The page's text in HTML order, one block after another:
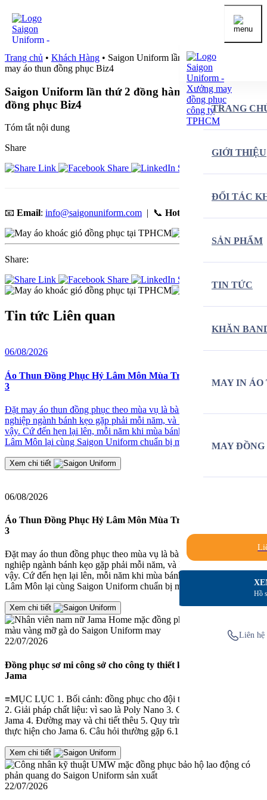
TRANG
GIỚI THIỆU
ĐỐI TÁC
SẢN PHẨM
TIN TỨC
KHĂN
MAY IN ÁO
MAY ĐỒNG
Hồ
Liên
Trang chủ • Khách Hàng • Saigon Uniform lần thứ 2 đồng hành
may áo thun đồng phục Biz4
Saigon Uniform lần thứ 2 đồng hành may áo thun
đồng phục Biz4
Tóm tắt nội dung
Share
📧 Email: info@saigonuniform.com | 📞 Hotline
Share:
Tin tức Liên quan
06/08/2026
Áo Thun Đồng Phục Hỷ Lâm Môn Mùa Trung Thu Năm Thứ
3
Đặt may áo thun đồng phục theo mùa vụ là bài toán mà nhiều doanh
nghiệp ngành bánh kẹo gặp phải mỗi năm, và Hỷ Lâm Môn cũng
vậy. Cứ đến hẹn lại lên, mỗi năm khi mùa bánh Trung Thu về, Hỷ
Lâm Môn lại cùng Saigon Uniform chuẩn bị một bộ đồng phục […]
Xem chi tiết
06/08/2026
Áo Thun Đồng Phục Hỷ Lâm Môn Mùa Trung Thu Năm Thứ
3
Đặt may áo thun đồng phục theo mùa vụ là bài toán mà nhiều doanh
nghiệp ngành bánh kẹo gặp phải mỗi năm, và Hỷ Lâm Môn cũng
vậy. Cứ đến hẹn lại lên, mỗi năm khi mùa bánh Trung Thu về, Hỷ
Lâm Môn lại cùng Saigon Uniform chuẩn bị một bộ đồng phục […]
Xem chi tiết
22/07/2026
Đồng phục sơ mi công sở cho công ty thiết kế và xây dựng
Jama
≡MỤC LỤC 1. Bối cảnh: đồng phục cho đội thiết kế và xây dựng
2. Giải pháp chất liệu: vì sao là Poly Nano 3. Chi tiết thiết kế mẫu
Jama 4. Đường may và chi tiết thêu 5. Quy trình Saigon Uniform đã
thực hiện cho Jama 6. Câu hỏi thường gặp 6.1. Vải […]
Xem chi tiết
22/07/2026